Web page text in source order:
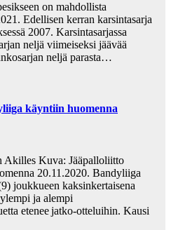
on mahdollista
Edellisen kerran karsintasarja
2007. Karsintasarjassa
neljä viimeiseksi jäävää
neljä parasta…
käyntiin huomenna
Akilles Kuva: Jääpalloliitto
20.11.2020. Bandyliiga
joukkueen kaksinkertaisena
ja alempi
etenee jatko-otteluihin. Kausi